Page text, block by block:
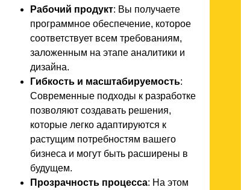
Рабочий продукт: Вы получаете
программное обеспечение, которое
соответствует всем требованиям,
заложенным на этапе аналитики и
дизайна.
Гибкость и масштабируемость:
Современные подходы к разработке
позволяют создавать решения,
которые легко адаптируются к
растущим потребностям вашего
бизнеса и могут быть расширены в
будущем.
Прозрачность процесса: На этом